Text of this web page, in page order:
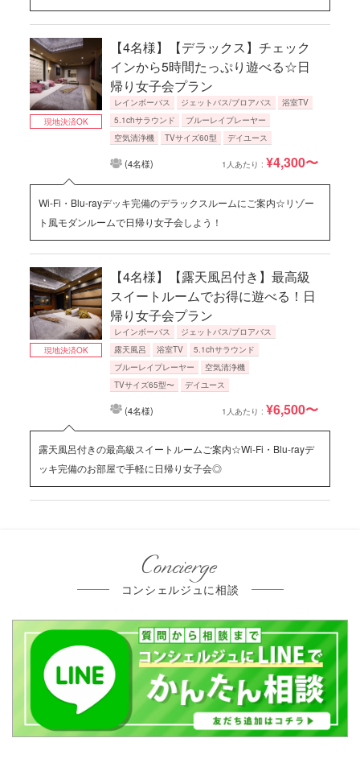
【4名様】【デラックス】チェック
インから5時間たっぷり遊べる☆日
帰り女子会プラン
レインボーバス ジェットバス/ブロアバス
浴室TV
5.1chサラウンド
ブルーレイプレーヤー
空気清浄機
TVサイズ60型 デイユース
(4名様) 1人あたり : ¥4,300〜
現地決済OK
Wi-Fi・Blu-rayデッキ完備のデラックスルームにご案内☆リゾー
ト風モダンルームで日帰り女子会しよう！
【4名様】【露天風呂付き】最高級
スイートルームでお得に遊べる！日
帰り女子会プラン
レインボーバス
ジェットバス/ブロアバス
露天風呂
浴室TV
5.1chサラウンド
ブルーレイプレーヤー
空気清浄機
TVサイズ65型〜
デイユース
(4名様) 1人あたり : ¥6,500〜
現地決済OK
露天風呂付きの最高級スイートルームご案内☆Wi-Fi・Blu-rayデ
ッキ完備のお部屋で手軽に日帰り女子会◎
Concierge
コンシェルジュに相談